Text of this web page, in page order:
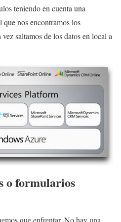
teniendo en cuenta una
nos encontramos los
saltamos de los datos en local a
o formularios
que enfrentar. No hay una